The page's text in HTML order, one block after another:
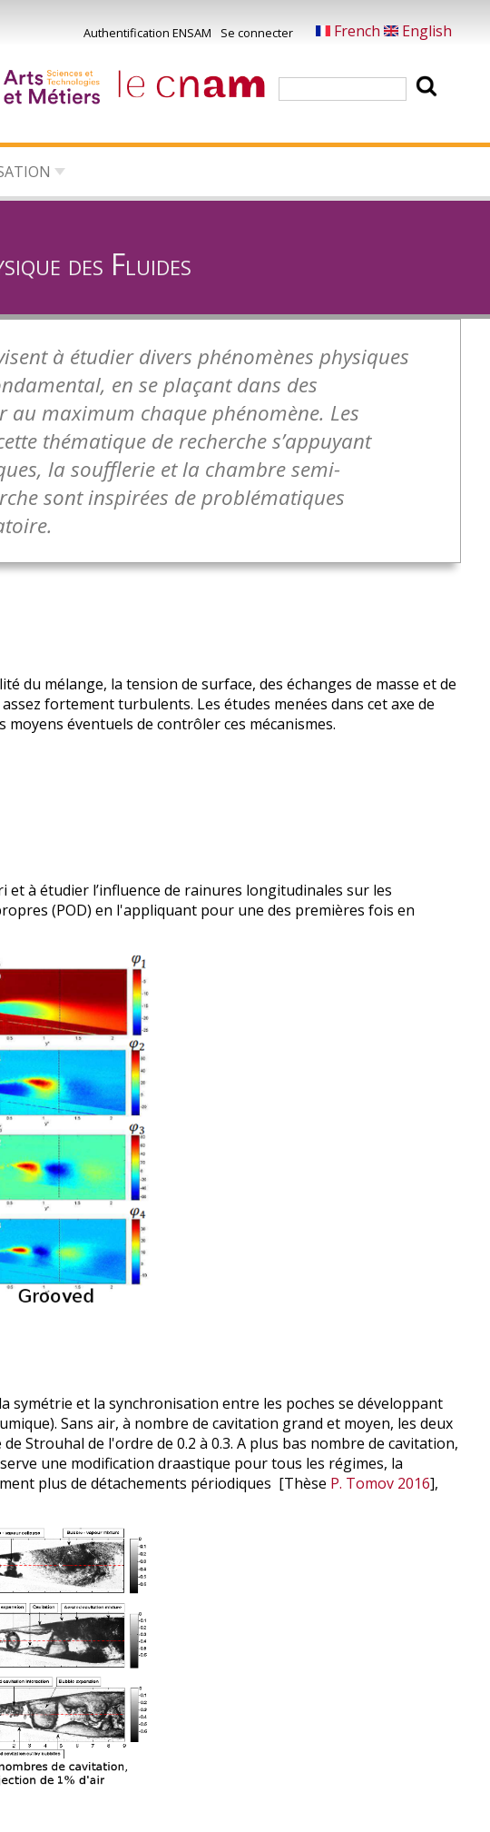
du
compte
Authentification ENSAM Se connecter French English
des Fluides
à étudier divers phénomènes physiques
en se plaçant dans des
au maximum chaque phénomène. Les
thématique de recherche s’appuyant
la soufflerie et la chambre semi-
sont inspirées de problématiques
du mélange, la tension de surface, des échanges de masse et de
fortement turbulents. Les études menées dans cet axe de
éventuels de contrôler ces mécanismes.
et à étudier l’influence de rainures longitudinales sur les
(POD) en l'appliquant pour une des premières fois en
symétrie et la synchronisation entre les poches se développant
Sans air, à nombre de cavitation grand et moyen, les deux
Strouhal de l'ordre de 0.2 à 0.3. A plus bas nombre de cavitation,
une modification draastique pour tous les régimes, la
plus de détachements périodiques [Thèse P. Tomov 2016],